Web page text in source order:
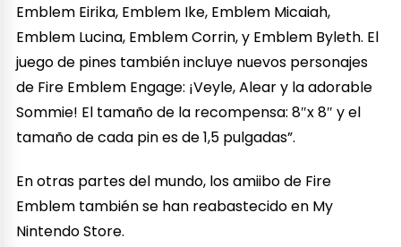
Emblem Eirika, Emblem Ike, Emblem Micaiah,
Emblem Lucina, Emblem Corrin, y Emblem Byleth. El
juego de pines también incluye nuevos personajes
de Fire Emblem Engage: ¡Veyle, Alear y la adorable
Sommie! El tamaño de la recompensa: 8″x 8″ y el
tamaño de cada pin es de 1,5 pulgadas”.
En otras partes del mundo, los amiibo de Fire
Emblem también se han reabastecido en My
Nintendo Store.